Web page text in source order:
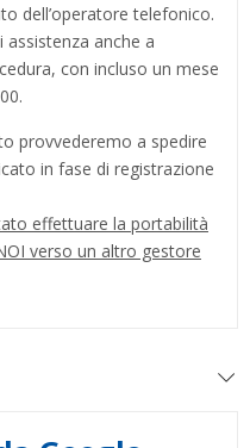
dell’operatore telefonico.
anche a
con incluso un mese
provvederemo a spedire
in fase di registrazione
effettuare la portabilità
verso un altro gestore